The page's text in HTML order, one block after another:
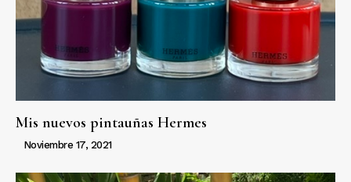
Mis nuevos pintauñas Hermes
Noviembre 17, 2021